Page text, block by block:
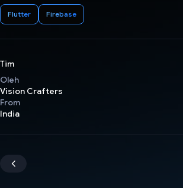
Flutter Firebase
Tim
Oleh
Vision Crafters
From
India